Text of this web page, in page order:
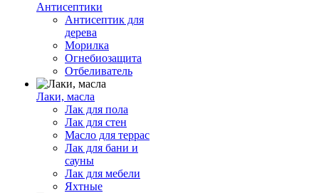
Антисептики
Антисептик для
дерева
Морилка
Огнебиозащита
Отбеливатель
Лаки, масла
Лак для пола
Лак для стен
Масло для террас
Лак для бани и
сауны
Лак для мебели
Яхтные